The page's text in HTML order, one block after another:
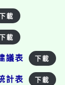
載
載
議表 下載
計表 下載